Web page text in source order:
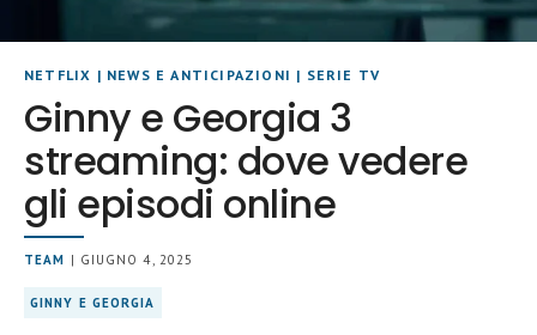
NETFLIX | NEWS E ANTICIPAZIONI | SERIE TV
Ginny e Georgia 3
streaming: dove vedere
gli episodi online
TEAM | GIUGNO 4, 2025
GINNY E GEORGIA